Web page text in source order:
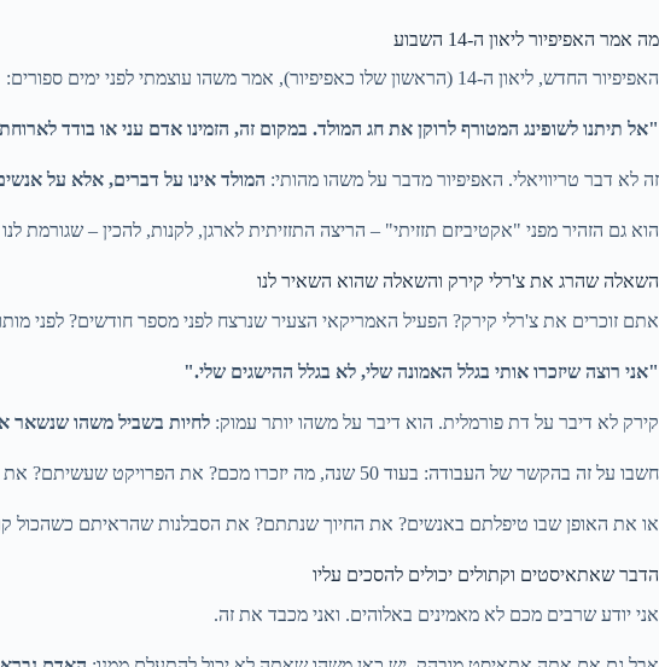
מה אמר האפיפיור ליאון ה-14 השבוע
האפיפיור החדש, ליאון ה-14 (הראשון שלו כאפיפיור), אמר משהו עוצמתי לפני ימים ספורים:
"אל תיתנו לשופינג המטורף לרוקן את חג המולד. במקום זה, הזמינו אדם עני או בודד
זה לא דבר טריוויאלי. האפיפיור מדבר על משהו מהותי: המולד אינו על דברים, אלא על
הוא גם הזהיר מפני "אקטיביזם תזזיתי" – הריצה התזזיתית לארגן, לקנות, להכין –
השאלה שהרג את צ'רלי קירק והשאלה שהוא השאיר לנו
אתם זוכרים את צ'רלי קירק? הפעיל האמריקאי הצעיר שנרצח לפני מספר חודשים? לפני
"אני רוצה שיזכרו אותי בגלל האמונה שלי, לא בגלל ההישגים שלי."
קירק לא דיבר על דת פורמלית. הוא דיבר על משהו יותר עמוק: לחיות בשביל משהו שנשאר
חשבו על זה בהקשר של העבודה: בעוד 50 שנה, מה יזכרו מכם? את הפרויקט שעשיתם? את הכסף שהרווחתם?
או את האופן שבו טיפלתם באנשים? את החיוך שנתתם? את הסבלנות שהראיתם כשהכול
הדבר שאתאיסטים וקתולים יכולים להסכים עליו
אני יודע שרבים מכם לא מאמינים באלוהים. ואני מכבד את זה.